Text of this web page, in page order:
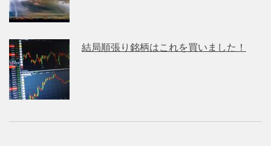
結局順張り銘柄はこれを買いました！